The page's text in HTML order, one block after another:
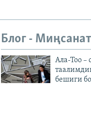
Блог - Миңсанат
Ала-Тоо –
бешиги